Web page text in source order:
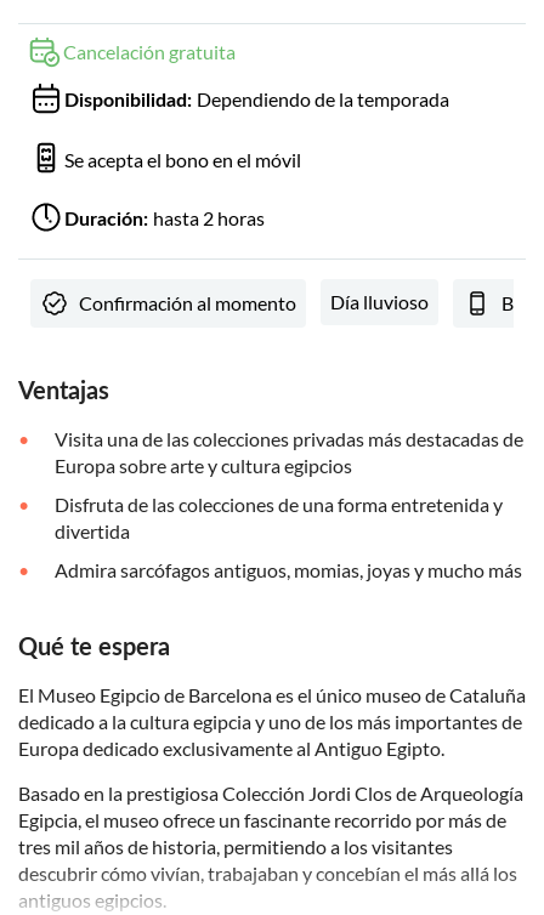
Cancelación gratuita
Disponibilidad: Dependiendo de la temporada
Se acepta el bono en el móvil
Duración: hasta 2 horas
Confirmación al momento Día lluvioso
Ventajas
Visita una de las colecciones privadas más destacadas de
Europa sobre arte y cultura egipcios
Disfruta de las colecciones de una forma entretenida y
divertida
Admira sarcófagos antiguos, momias, joyas y mucho más
Qué te espera
El Museo Egipcio de Barcelona es el único museo de Cataluña
dedicado a la cultura egipcia y uno de los más importantes de
Europa dedicado exclusivamente al Antiguo Egipto.
Basado en la prestigiosa Colección Jordi Clos de Arqueología
Egipcia, el museo ofrece un fascinante recorrido por más de
tres mil años de historia, permitiendo a los visitantes
descubrir cómo vivían, trabajaban y concebían el más allá los
antiguos egipcios.